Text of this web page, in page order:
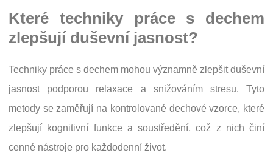
Které techniky práce s dechem
zlepšují duševní jasnost?
Techniky práce s dechem mohou významně zlepšit duševní
jasnost podporou relaxace a snižováním stresu. Tyto
metody se zaměřují na kontrolované dechové vzorce, které
zlepšují kognitivní funkce a soustředění, což z nich činí
cenné nástroje pro každodenní život.